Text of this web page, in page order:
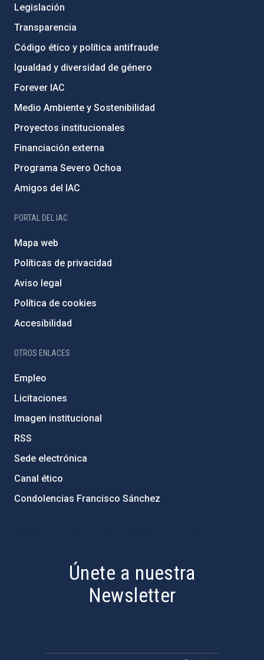
Legislación
Transparencia
Código ético y política antifraude
Igualdad y diversidad de género
Forever IAC
Medio Ambiente y Sostenibilidad
Proyectos institucionales
Financiación externa
Programa Severo Ochoa
Amigos del IAC
PORTAL DEL IAC
Mapa web
Políticas de privacidad
Aviso legal
Política de cookies
Accesibilidad
OTROS ENLACES
Empleo
Licitaciones
Imagen institucional
RSS
Sede electrónica
Canal ético
Condolencias Francisco Sánchez
Únete a nuestra
Newsletter